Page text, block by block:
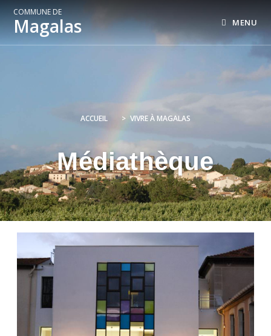
COMMUNE DE
Magalas MENU
ACCUEIL > VIVRE À MAGALAS
Médiathèque